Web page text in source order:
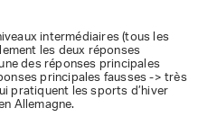
intermédiaires (tous les
les deux réponses
des réponses principales
principales fausses -> très
pratiquent les sports d’hiver
Allemagne.